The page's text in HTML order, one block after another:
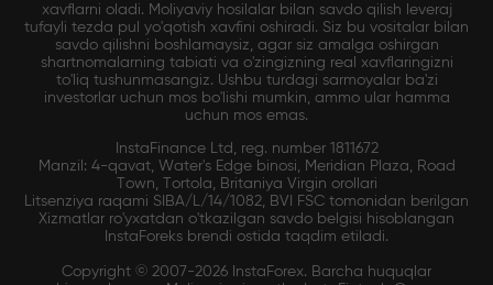
xavflarni oladi. Moliyaviy hosilalar bilan savdo qilish leveraj
tufayli tezda pul yo'qotish xavfini oshiradi. Siz bu vositalar bilan
savdo qilishni boshlamaysiz, agar siz amalga oshirgan
shartnomalarning tabiati va o'zingizning real xavflaringizni
to'liq tushunmasangiz. Ushbu turdagi sarmoyalar ba'zi
investorlar uchun mos bo'lishi mumkin, ammo ular hamma
uchun mos emas.
InstaFinance Ltd, reg. number 1811672
Manzil: 4-qavat, Water's Edge binosi, Meridian Plaza, Road
Town, Tortola, Britaniya Virgin orollari
Litsenziya raqami SIBA/L/14/1082, BVI FSC tomonidan berilgan
Xizmatlar ro'yxatdan o'tkazilgan savdo belgisi hisoblangan
InstaForeks brendi ostida taqdim etiladi.
Copyright © 2007-2026 InstaForex. Barcha huquqlar